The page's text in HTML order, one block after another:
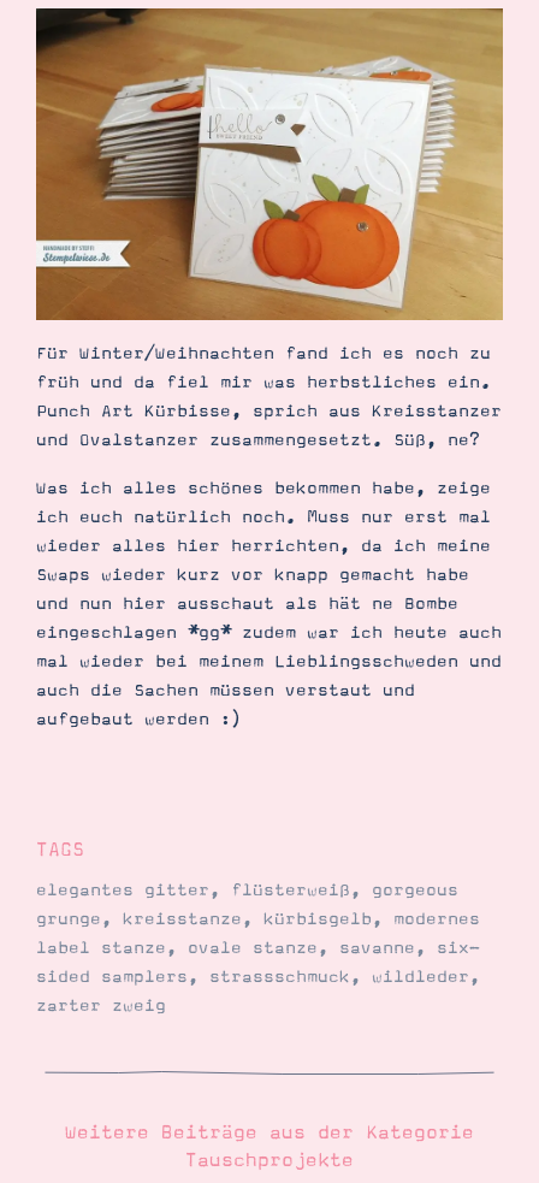
Über Stampin’ Up!
Tipps & Tricks
Ordnungstipps
Suche Impressum Datenschutz
Für Winter/Weihnachten fand ich es noch zu
früh und da fiel mir was herbstliches ein.
Punch Art Kürbisse, sprich aus Kreisstanzer
und Ovalstanzer zusammengesetzt. Süß, ne?
Was ich alles schönes bekommen habe, zeige
ich euch natürlich noch. Muss nur erst mal
wieder alles hier herrichten, da ich meine
Swaps wieder kurz vor knapp gemacht habe
und nun hier ausschaut als hät ne Bombe
eingeschlagen *gg* zudem war ich heute auch
mal wieder bei meinem Lieblingsschweden und
auch die Sachen müssen verstaut und
aufgebaut werden :)
TAGS
elegantes gitter, flüsterweiß, gorgeous
grunge, kreisstanze, kürbisgelb, modernes
label stanze, ovale stanze, savanne, six-
sided samplers, strassschmuck, wildleder,
zarter zweig
Weitere Beiträge aus der Kategorie
Tauschprojekte